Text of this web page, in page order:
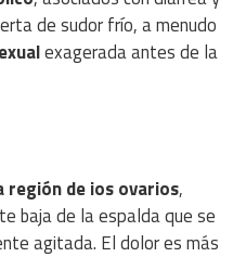
de sudor frío, a menudo
exagerada antes de la
región de ios ovarios,
baja de la espalda que se
agitada. El dolor es más